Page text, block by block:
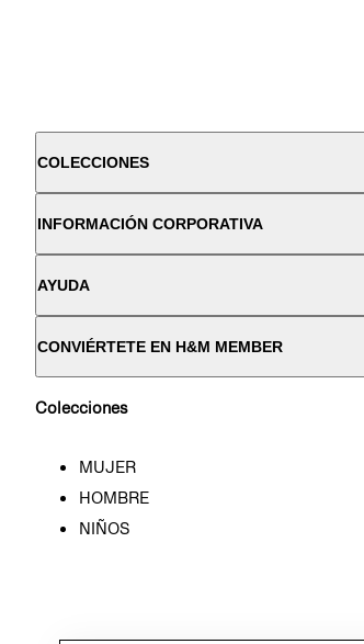
COLECCIONES
INFORMACIÓN CORPORATIVA
AYUDA
CONVIÉRTETE EN H&M MEMBER
Colecciones
MUJER
HOMBRE
NIÑOS